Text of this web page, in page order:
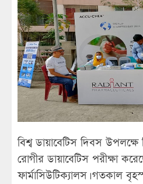
বিশ্ব ডায়াবেটিস দিবস উপলক্ষে
রোগীর ডায়াবেটিস পরীক্ষা
ফার্মাসিউটিক্যালস। গতকাল